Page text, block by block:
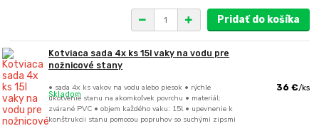
Pridať do košíka
Kotviaca sada 4x ks 15l vaky na vodu pre
nožnicové stany
• sada 4x ks vakov na vodu alebo piesok • rýchle
ukotvenie stanu na akomkoľvek povrchu • materiál:
zvárané PVC • objem každého vaku: 15l • upevnenie k
konštrukcii stanu pomocou popruhov so suchými zipsmi
36 €/ks
Skladom